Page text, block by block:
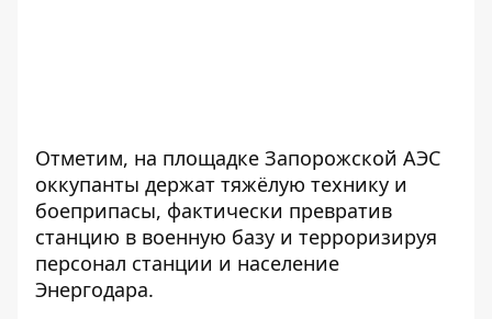
Отметим, на площадке Запорожской АЭС
оккупанты держат тяжёлую технику и
боеприпасы, фактически превратив
станцию в военную базу и терроризируя
персонал станции и население
Энергодара.